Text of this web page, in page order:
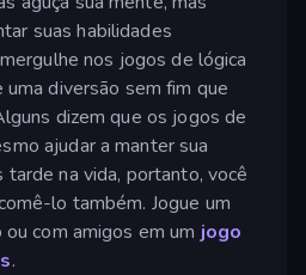
suas habilidades
nos jogos de lógica
diversão sem fim que
dizem que os jogos de
ajudar a manter sua
na vida, portanto, você
lo também. Jogue um
com amigos em um jogo
.